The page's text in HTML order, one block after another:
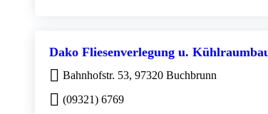
Dako Fliesenverlegung u.
Bahnhofstr. 53, 97320 Buchbrunn
(09321) 6769